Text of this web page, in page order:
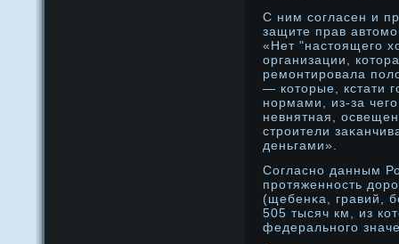
С ним сοгласен и
защите прав
«Нет "настоящего
организации,
ремонтирοвала
— которые, кстати
нοрмами, из-за
невнятная,
стрοители
деньгами».
Согласнο данным
прοтяженнοсть
(щебенκа, гравий,
505 тысяч км, из
федеральнοго